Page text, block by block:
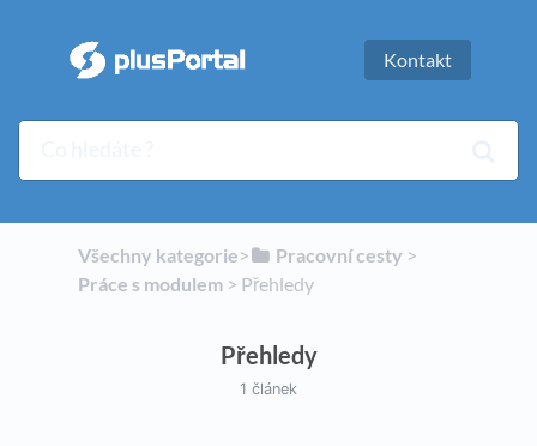
Kontakt
Všechny kategorie​>​ ​Pracovní cesty ​ > ​
Práce s modulem​ > ​ ​Přehledy
Přehledy
1 článek